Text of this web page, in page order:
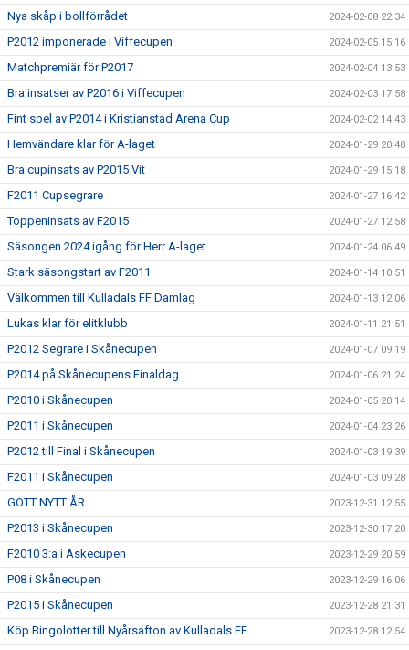
Nya skåp i bollförrådet 2024-02-08 22:34
P2012 imponerade i Viffecupen 2024-02-05 15:16
Matchpremiär för P2017 2024-02-04 13:53
Bra insatser av P2016 i Viffecupen 2024-02-03 17:58
Fint spel av P2014 i Kristianstad Arena Cup 2024-02-02 14:43
Hemvändare klar för A-laget 2024-01-29 20:48
Bra cupinsats av P2015 Vit 2024-01-29 15:18
F2011 Cupsegrare 2024-01-27 16:42
Toppeninsats av F2015 2024-01-27 12:58
Säsongen 2024 igång för Herr A-laget 2024-01-24 06:49
Stark säsongstart av F2011 2024-01-14 10:51
Välkommen till Kulladals FF Damlag 2024-01-13 12:06
Lukas klar för elitklubb 2024-01-11 21:51
P2012 Segrare i Skånecupen 2024-01-07 09:19
P2014 på Skånecupens Finaldag 2024-01-06 21:24
P2010 i Skånecupen 2024-01-05 20:14
P2011 i Skånecupen 2024-01-04 23:26
P2012 till Final i Skånecupen 2024-01-03 19:39
F2011 i Skånecupen 2024-01-03 09:28
GOTT NYTT ÅR 2023-12-31 12:55
P2013 i Skånecupen 2023-12-30 17:20
F2010 3:a i Askecupen 2023-12-29 20:59
P08 i Skånecupen 2023-12-29 16:06
P2015 i Skånecupen 2023-12-28 21:31
Köp Bingolotter till Nyårsafton av Kulladals FF 2023-12-28 12:54